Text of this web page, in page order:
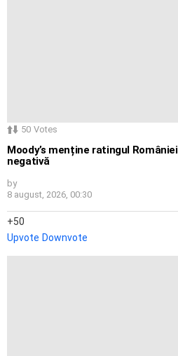
50 Votes
Moody’s menține ratingul
negativă
by
8 august, 2026, 00:30
50
Upvote Downvote